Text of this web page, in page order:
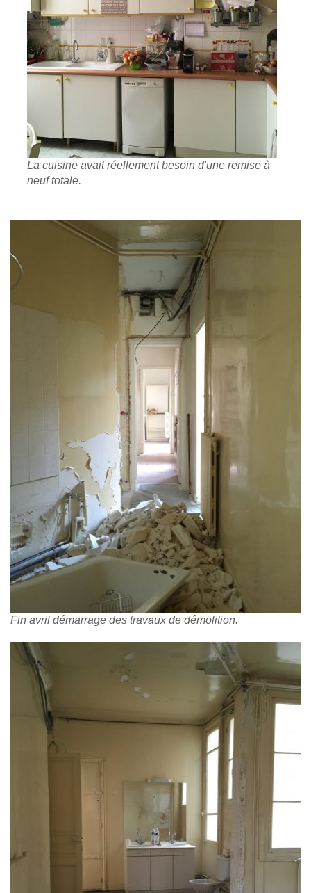
La cuisine avait réellement besoin d'une remise à
neuf totale.
Fin avril démarrage des travaux de démolition.